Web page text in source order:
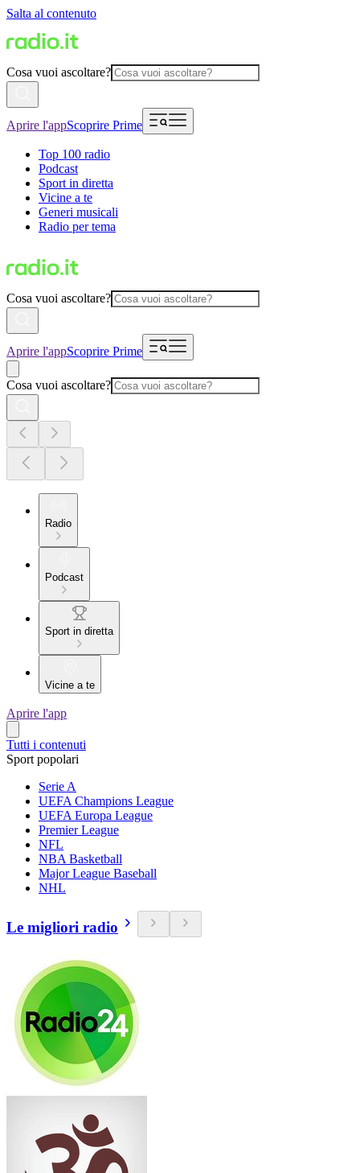
Salta al contenuto
Cosa vuoi ascoltare?
Aprire l'appScoprire Prime
Top 100 radio
Podcast
Sport in diretta
Vicine a te
Generi musicali
Radio per tema
Cosa vuoi ascoltare?
Aprire l'appScoprire Prime
Cosa vuoi ascoltare?
Radio
Podcast
Sport in diretta
Vicine a te
Aprire l'app
Tutti i contenuti
Sport popolari
Serie A
UEFA Champions League
UEFA Europa League
Premier League
NFL
NBA Basketball
Major League Baseball
NHL
Le migliori radio